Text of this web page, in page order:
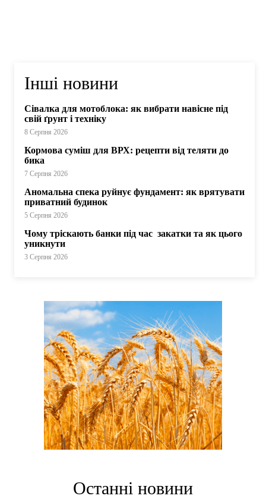
Інші новини
Сівалка для мотоблока: як вибрати навісне під
свій ґрунт і техніку
8 Серпня 2026
Кормова суміш для ВРХ: рецепти від теляти до
бика
7 Серпня 2026
Аномальна спека руйнує фундамент: як врятувати
приватний будинок
5 Серпня 2026
Чому тріскають банки під час закатки та як цього
уникнути
3 Серпня 2026
Останні новини